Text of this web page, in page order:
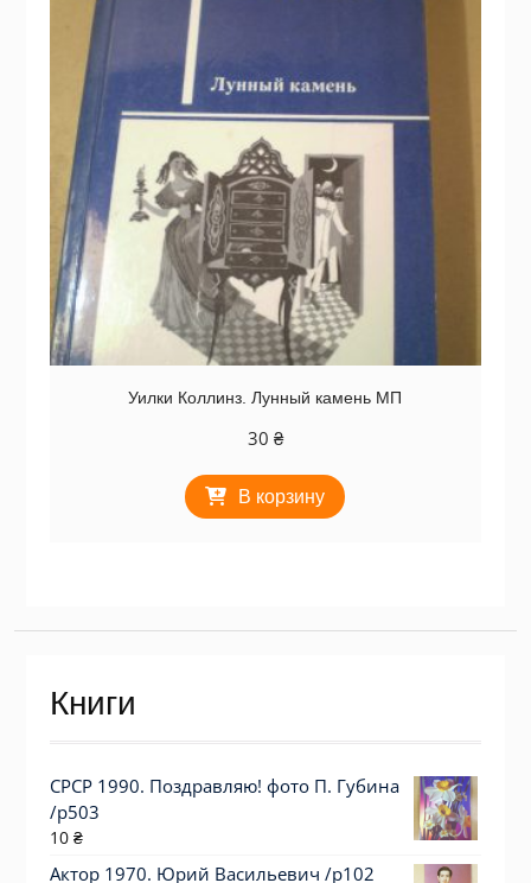
Уилки Коллинз. Лунный камень МП
30 ₴
В корзину
Книги
СРСР 1990. Поздравляю! фото П. Губина
/р503
10 ₴
Актор 1970. Юрий Васильевич /p102